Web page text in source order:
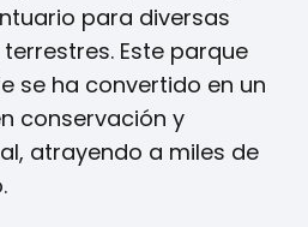
para diversas
Este parque
se ha convertido en un
conservación y
atrayendo a miles de